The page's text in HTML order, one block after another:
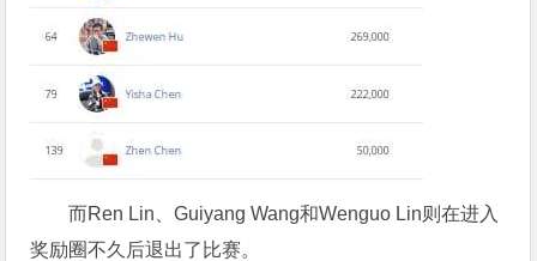
而Ren Lin、Guiyang Wang和Wenguo Lin则在进入
奖励圈不久后退出了比赛。